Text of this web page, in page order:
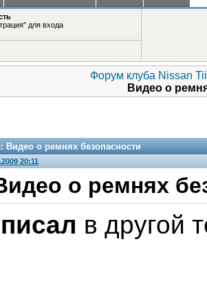
для входа
Форум клуба Nissan
Видео о
Видео о ремнях безопасности
20:11
о ремнях
в другой